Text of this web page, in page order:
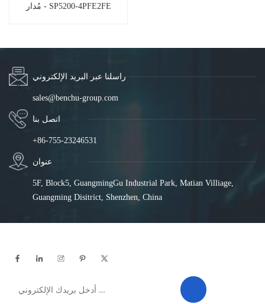
مُدار - SP5200-4PFE2FE
راسلنا عبر البريد الإلكتروني
sales@benchu-group.com
اتصل بنا
+86-755-23246531
عنوان
5F, Block5, GuangmingGu Industrial Park, Matian Villiage,
Guangming Disitrict, Shenzhen, China